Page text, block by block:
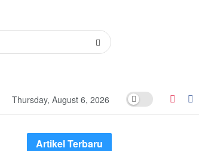
Thursday, August 6, 2026
Artikel Terbaru